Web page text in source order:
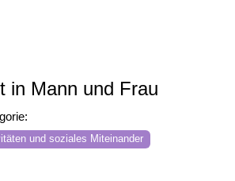
in Mann und Frau
und soziales Miteinander